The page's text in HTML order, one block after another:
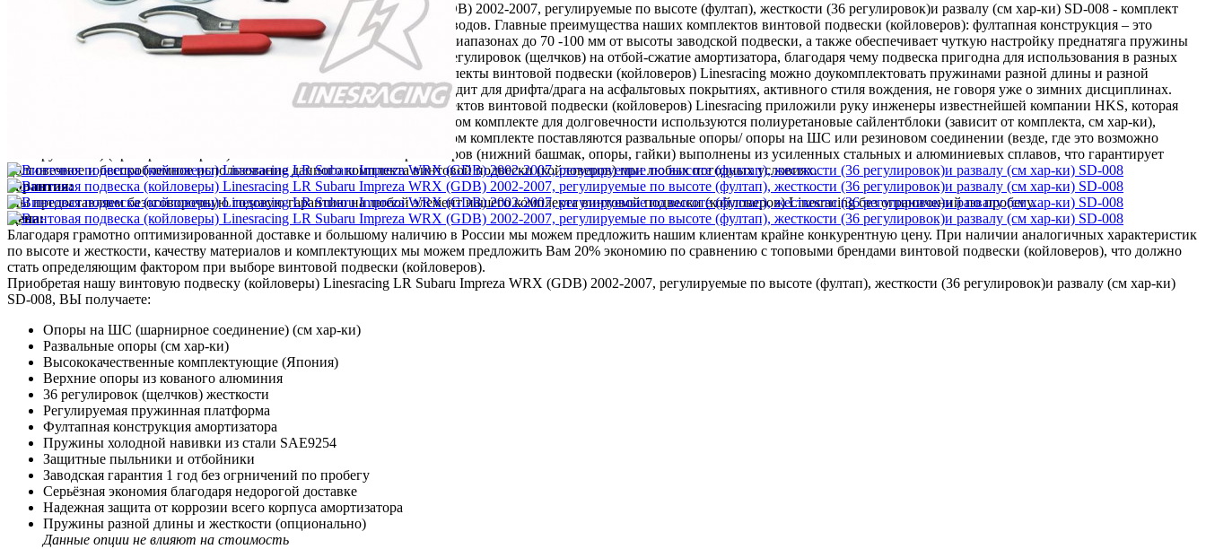
Винтовая подвеска (койловеры) Linesracing LR Subaru Impreza WRX (GDB) 2002-2007, регулируемые по высоте (фултап), жесткости (36 регулировок)и развалу (см хар-ки) SD-008 - комплект
винтовой подвески (койловеров), производится на одном из топовых заводов. Главные преимущества наших комплектов винтовой подвески (койловеров): фултапная конструкция – это
позволит настроить дорожный просвет Вашего автомобиля в широких диапазонах до 70 -100 мм от высоты заводской подвески, а также обеспечивает чуткую настройку преднатяга пружины
(механическая регулировка жесткости). Второй безусловный плюс: 36 регулировок (щелчков) на отбой-сжатие амортизатора, благодаря чему подвеска пригодна для использования в разных
авто дисциплинах, а также для гражданской езды по городу. Наши комплекты винтовой подвески (койловеров) Linesracing можно доукомплектовать пружинами разной длины и разной
жесткости в широком диапазоне. Поэтому наша подвеска отлично подходит для дрифта/драга на асфальтовых покрытиях, активного стиля вождения, не говоря уже о зимних дисциплинах.
К разработке конструкции амортизаторов, пружин и опор наших комплектов винтовой подвески (койловеров) Linesracing приложили руку инженеры известнейшей компании HKS, которая
известна своими успехами в различных гоночных дисциплинах. В каждом комплекте для долговечности используются полиуретановые сайлентблоки (зависит от комплекта, см хар-ки),
высококачественные японские подшипники, прокладки, кольца, в каждом комплекте поставляются развальные опоры/ опоры на ШС или резиновом соединении (везде, где это возможно
конструктивно) (проверяйте хар-ки). Все силовые элементы амортизаторов (нижний башмак, опоры, гайки) выполнены из усиленных стальных и алюминиевых сплавов, что гарантирует
долговечное и беспроблемное использование данного комплекта винтовой подвески (койловеров) при любых погодных условиях.
Гарантия:
Мы предоставляем безоговорочную годовую гарантию на любой элемент нашего комплекта винтовой подвески (койловеров) Linesracing без ограничений по пробегу.
Цена:
Благодаря грамотно оптимизированной доставке и большому наличию в России мы можем предложить нашим клиентам крайне конкурентную цену. При наличии аналогичных характеристик
по высоте и жесткости, качеству материалов и комплектующих мы можем предложить Вам 20% экономию по сравнению с топовыми брендами винтовой подвески (койловеров), что должно
стать определяющим фактором при выборе винтовой подвески (койловеров).
Приобретая нашу винтовую подвеску (койловеры) Linesracing LR Subaru Impreza WRX (GDB) 2002-2007, регулируемые по высоте (фултап), жесткости (36 регулировок)и развалу (см хар-ки)
SD-008, ВЫ получаете:
Опоры на ШС (шарнирное соединение) (см хар-ки)
Развальные опоры (см хар-ки)
Высококачественные комплектующие (Япония)
Верхние опоры из кованого алюминия
36 регулировок (щелчков) жесткости
Регулируемая пружинная платформа
Фултапная конструкция амортизатора
Пружины холодной навивки из стали SAE9254
Защитные пыльники и отбойники
Заводская гарантия 1 год без огрничений по пробегу
Серьёзная экономия благодаря недорогой доставке
Надежная защита от коррозии всего корпуса амортизатора
Пружины разной длины и жесткости (опционально)
Данные опции не влияют на стоимость